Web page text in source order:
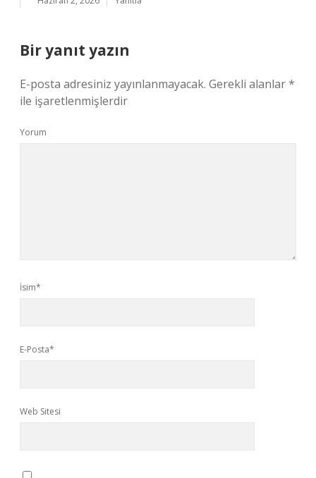
Bir yanıt yazın
E-posta adresiniz yayınlanmayacak. Gerekli alanlar*
ile işaretlenmişlerdir
Yorum
İsim*
E-Posta*
Web Sitesi